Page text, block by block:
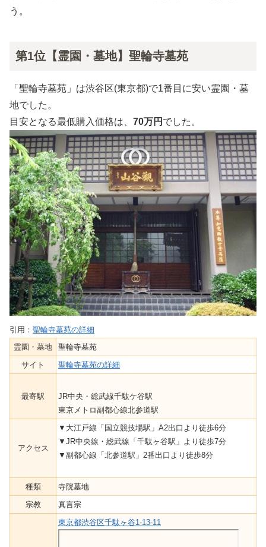
う。
第1位【霊園・墓地】聖輪寺墓苑
「聖輪寺墓苑」は渋谷区(東京都)で1番目に安い霊園・墓
地でした。
目安となる最低購入価格は、 70万円 でした。
引用： 聖輪寺墓苑の詳細
霊園・墓地
聖輪寺墓苑
サイト
聖輪寺墓苑の詳細
最寄駅
JR中央・総武線千駄ケ谷駅
東京メトロ副都心線北参道駅
アクセス
▼大江戸線「国立競技場駅」A2出口より徒歩6分
▼JR中央線・総武線「千駄ヶ谷駅」より徒歩7分
▼副都心線「北参道駅」2番出口より徒歩8分
種類
寺院墓地
宗教
真言宗
東京都渋谷区千駄ヶ谷1-13-11